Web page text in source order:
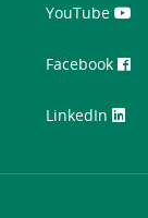
YouTube
Facebook
LinkedIn